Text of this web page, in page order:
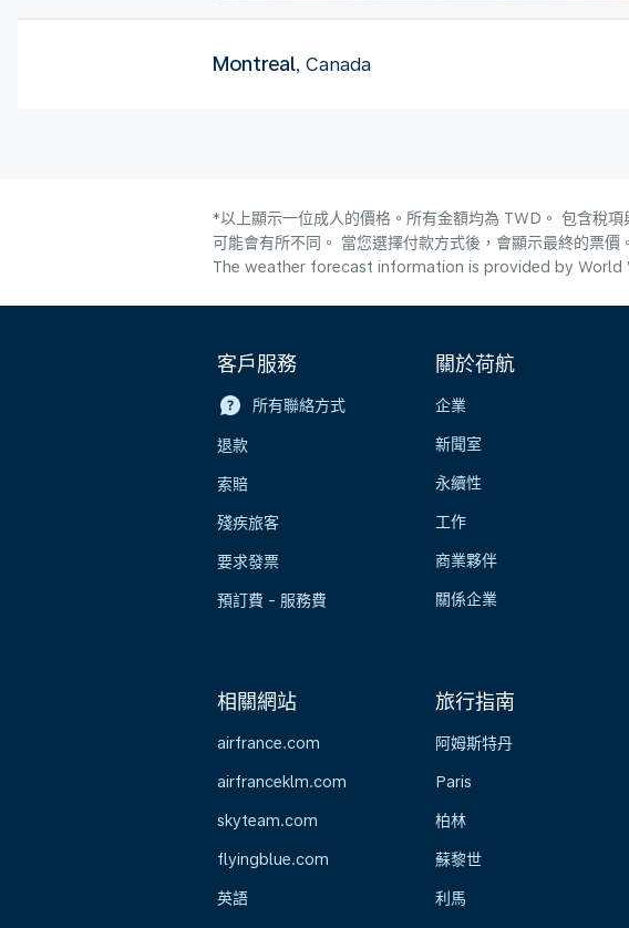
Montreal, Canada
*以上顯示一位成人的價格。所有金額均為 TWD。 包含稅
可能會有所不同。 當您選擇付款方式後，會顯示最終的票價。
The weather forecast information is provided by
客戶服務
所有聯絡方式
退款
索賠
殘疾旅客
要求發票
預訂費 - 服務費
關於荷航
企業
新聞室
永續性
工作
商業夥伴
關係企業
相關網站
airfrance.com
airfranceklm.com
skyteam.com
flyingblue.com
英語
旅行指南
阿姆斯特丹
Paris
柏林
蘇黎世
利馬